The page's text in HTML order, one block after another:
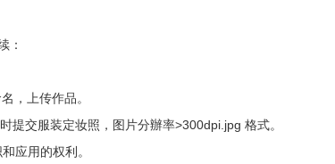
：
， 上传作品。
提交服装定妆照，图片分辦率>300dpi.jpg 格式。
应用的权利。